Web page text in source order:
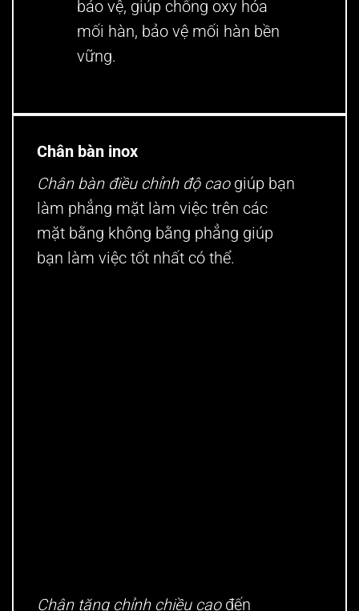
bảo vệ, giúp chống oxy hóa
mối hàn, bảo vệ mối hàn bền
vững.
Chân bàn inox
Chân bàn điều chỉnh độ caogiúp bạn
làm phẳng mặt làm việc trên các
mặt bằng không bằng phẳng giúp
bạn làm việc tốt nhất có thể.
Chân tăng chỉnh chiều caođến